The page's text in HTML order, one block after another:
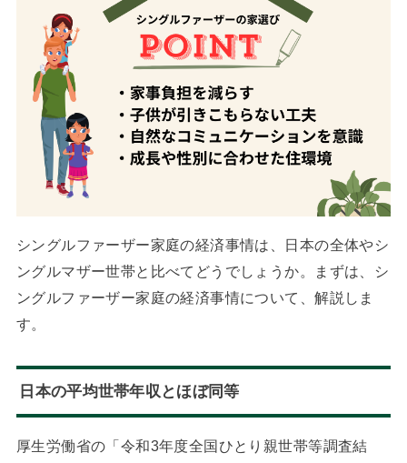
シングルファーザー家庭の経済事情は、日本の全体やシ
ングルマザー世帯と比べてどうでしょうか。まずは、シ
ングルファーザー家庭の経済事情について、解説しま
す。
日本の平均世帯年収とほぼ同等
厚生労働省の「令和3年度全国ひとり親世帯等調査結